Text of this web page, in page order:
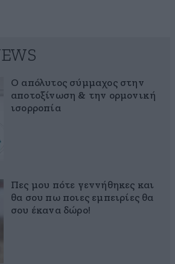
Ο απόλυτος σύμμαχος στην
αποτοξίνωση & την ορμονική
ισορροπία
Πες μου πότε γεννήθηκες και
θα σου πω ποιες εμπειρίες θα
σου έκανα δώρο!